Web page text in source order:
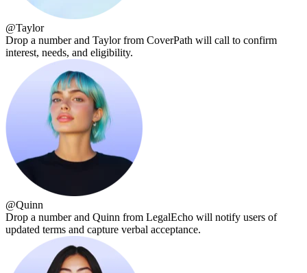
@Taylor
Drop a number and Taylor from CoverPath will call to confirm
interest, needs, and eligibility.
@Quinn
Drop a number and Quinn from LegalEcho will notify users of
updated terms and capture verbal acceptance.